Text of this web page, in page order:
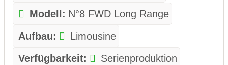
Modell: N°8 FWD Long Range
Aufbau:
Limousine
Verfügbarkeit:
Serienproduktion